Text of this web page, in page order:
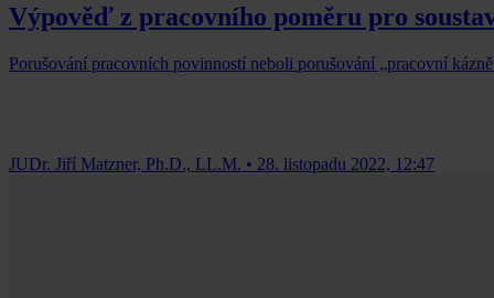
Výpověď z pracovního poměru pro
Porušování pracovních povinností neboli porušování „pracovní
JUDr. Jiří Matzner, Ph.D., LL.M. • 28. listopadu 2022, 12:47